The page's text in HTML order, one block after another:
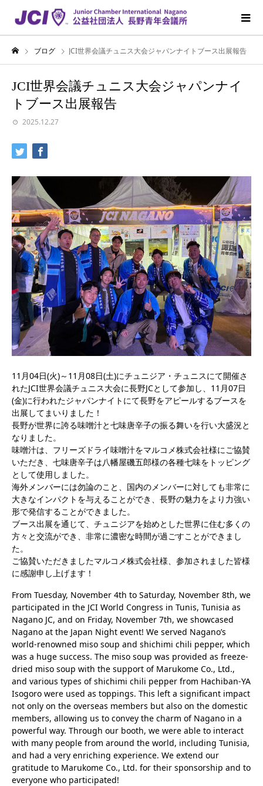
ブログ JCI世界会議チュニス大会ジャパンナイトブース出展報告
JCI世界会議チュニス大会ジャパンナイ
トブース出展報告
2025.12.27
11月04日(火)～11月08日(土)にチュニジア・チュニスにて開催さ
れたJCI世界会議チュニス大会に長野JCとして参加し、11月07日
(金)に行われたジャパンナイトにて長野をアピールするブースを
出展してまいりました！
長野が世界に誇る味噌汁と七味唐辛子の振る舞いを行い大盛況と
なりました。
味噌汁は、フリーズドライ味噌汁をマルコメ株式会社様にご協賛
いただき、七味唐辛子は八幡屋磯五郎様の各種七味をトッピング
として使用しました。
海外メンバーには勿論のこと、国内のメンバーに対しても非常に
大きなインパクトを与えることができ、長野の魅力をより力強い
形で発信することができました。
ブース出展を通じて、チュニジアを始めとした世界に住む多くの
方々と交流ができ、非常に濃密な時間が過ごすことができまし
た。
ご協賛いただきましたマルコメ株式会社様、参加されました皆様
に感謝申し上げます！
From Tuesday, November 4th to Saturday, November 8th, we
participated in the JCI World Congress in Tunis, Tunisia as
Nagano JC, and on Friday, November 7th, we showcased
Nagano at the Japan Night event! We served Nagano’s
world-renowned miso soup and shichimi chili pepper, which
was a huge success. The miso soup was provided as freeze-
dried miso soup with the support of Marukome Co., Ltd.,
and various types of shichimi chili pepper from Hachiban-YA
Isogoro were used as toppings. This left a significant impact
not only on the overseas members but also on the domestic
members, allowing us to convey the charm of Nagano in a
powerful way. Through our booth, we were able to interact
with many people from around the world, including Tunisia,
and had a very enriching experience. We extend our
gratitude to Marukome Co., Ltd. for their sponsorship and to
everyone who participated!